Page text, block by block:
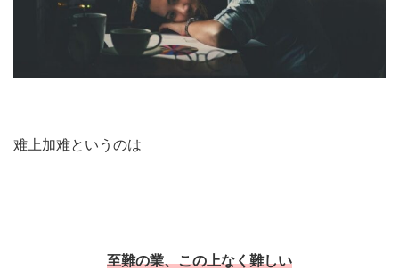
难上加难というのは
至難の業、この上なく難しい